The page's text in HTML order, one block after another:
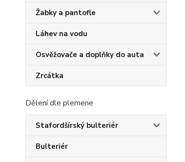
Žabky a pantofle
Láhev na vodu
Osvěžovače a doplňky do auta
Zrcátka
Dělení dle plemene
Stafordšírský bulteriér
Bulteriér